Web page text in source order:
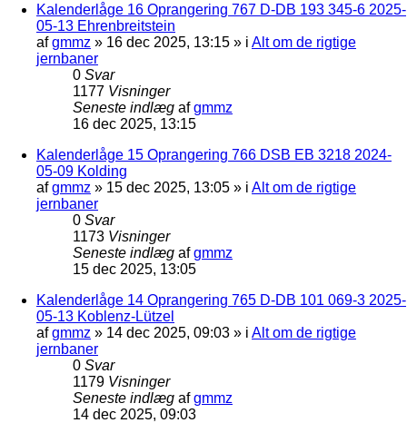
Kalenderlåge 16 Oprangering 767 D-DB 193 345-6 2025-
05-13 Ehrenbreitstein
afgmmz » 16 dec 2025, 13:15 » i Alt om de rigtige
jernbaner
0 Svar
1177 Visninger
Seneste indlæg afgmmz
16 dec 2025, 13:15
Kalenderlåge 15 Oprangering 766 DSB EB 3218 2024-
05-09 Kolding
afgmmz » 15 dec 2025, 13:05 » i Alt om de rigtige
jernbaner
0 Svar
1173 Visninger
Seneste indlæg afgmmz
15 dec 2025, 13:05
Kalenderlåge 14 Oprangering 765 D-DB 101 069-3 2025-
05-13 Koblenz-Lützel
afgmmz » 14 dec 2025, 09:03 » i Alt om de rigtige
jernbaner
0 Svar
1179 Visninger
Seneste indlæg afgmmz
14 dec 2025, 09:03